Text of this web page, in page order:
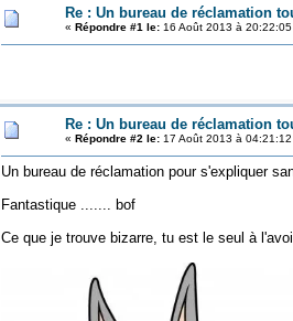
Re : Un bureau de réclamation
« Répondre #1 le:16 Août 2013 à 20:22:05
Re : Un bureau de réclamation
« Répondre #2 le:17 Août 2013 à 04:21:12
Un bureau de réclamation pour s'expliquer
Fantastique ....... bof
Ce que je trouve bizarre, tu est le seul à